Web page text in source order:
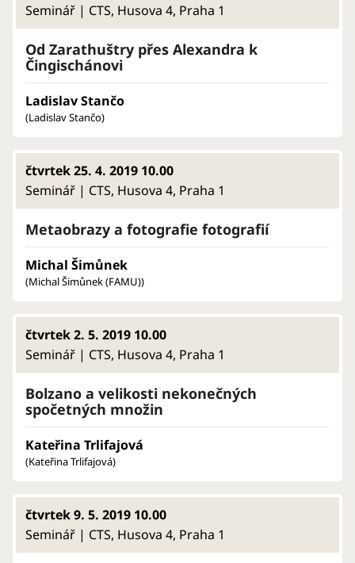
Seminář | CTS, Husova 4, Praha 1
Od Zarathuštry přes Alexandra k
Čingischánovi
Ladislav Stančo
(Ladislav Stančo)
čtvrtek 25. 4. 2019 10.00
Seminář | CTS, Husova 4, Praha 1
Metaobrazy a fotografie fotografií
Michal Šimůnek
(Michal Šimůnek (FAMU))
čtvrtek 2. 5. 2019 10.00
Seminář | CTS, Husova 4, Praha 1
Bolzano a velikosti nekonečných
spočetných množin
Kateřina Trlifajová
(Kateřina Trlifajová)
čtvrtek 9. 5. 2019 10.00
Seminář | CTS, Husova 4, Praha 1